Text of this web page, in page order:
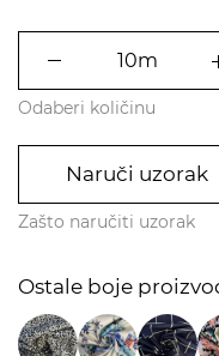
Odaberi količinu
Naruči uzorak
Zašto naručiti uzorak
Ostale boje